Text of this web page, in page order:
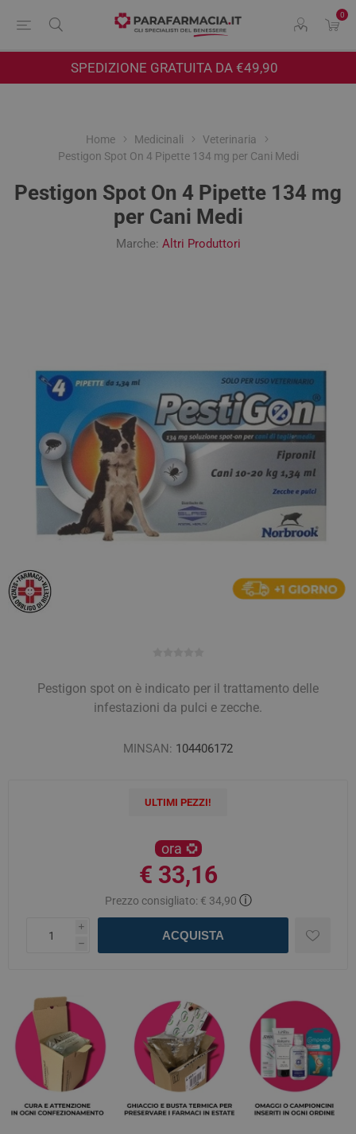
0
SPEDIZIONE GRATUITA DA €49,90
Home Medicinali
Veterinaria
Pestigon Spot On 4 Pipette 134 mg per Cani Medi
Pestigon Spot On 4 Pipette 134 mg
per Cani Medi
Marche: Altri Produttori
Pestigon spot on è indicato per il trattamento delle
infestazioni da pulci e zecche.
MINSAN: 104406172
ULTIMI PEZZI!
ora
€ 33,16
Prezzo consigliato: € 34,90 ⓘ
i
h
ACQUISTA